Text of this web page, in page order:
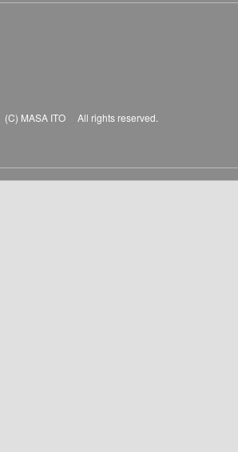
(C) MASA ITO All rights reserved.